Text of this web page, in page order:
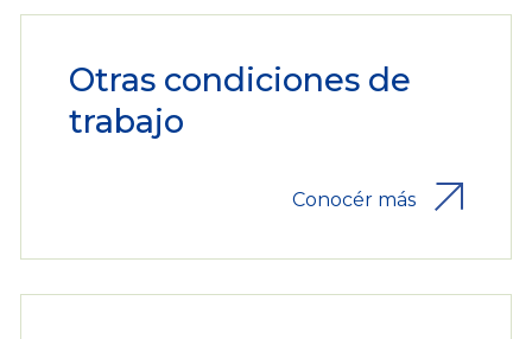
Otras condiciones de
trabajo
Conocér más